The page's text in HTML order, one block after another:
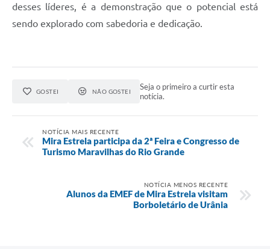
desses líderes, é a demonstração que o potencial está
sendo explorado com sabedoria e dedicação.
GOSTEI NÃO GOSTEI
Seja o primeiro a curtir esta
notícia.
NOTÍCIA MAIS RECENTE
Mira Estrela participa da 2ª Feira e Congresso de
Turismo Maravilhas do Rio Grande
NOTÍCIA MENOS RECENTE
Alunos da EMEF de Mira Estrela visitam
Borboletário de Urânia